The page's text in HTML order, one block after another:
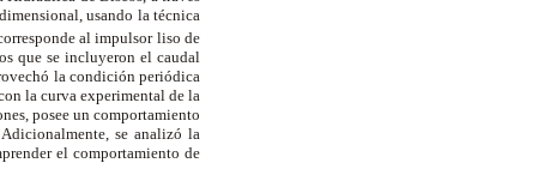
usando la técnica
al impulsor liso de
que se incluyeron el caudal
la condición periódica
la curva experimental de la
posee un comportamiento
se analizó la
el comportamiento de